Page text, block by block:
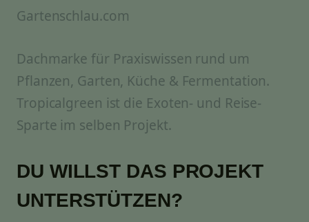
Gartenschlau.com
Dachmarke für Praxiswissen rund um
Pflanzen, Garten, Küche & Fermentation.
Tropicalgreen ist die Exoten- und Reise-
Sparte im selben Projekt.
DU WILLST DAS PROJEKT
UNTERSTÜTZEN?